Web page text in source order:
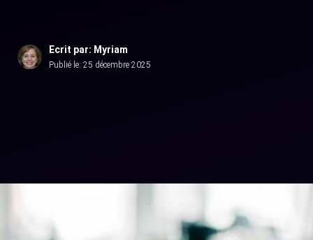
Ecrit par: Myriam
Publié le: 25 décembre 2025